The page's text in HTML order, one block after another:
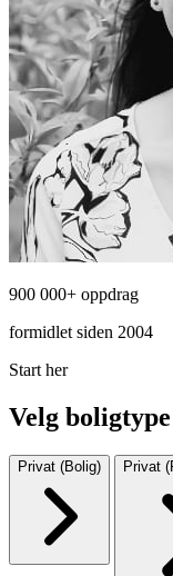
900 000+ oppdrag
formidlet siden 2004
Start her
Velg boligtype
Privat (Bolig) Privat